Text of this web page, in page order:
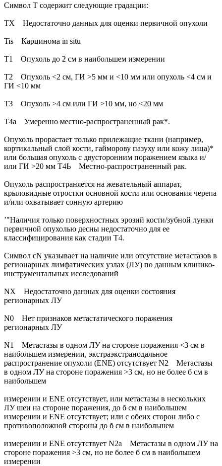
Символ Т содержит следующие градации:
ТХ Недостаточно данных для оценки первичной опухоли
Tis Карцинома in situ
Т1 Опухоль до 2 см в наибольшем измерении
Т2 Опухоль <2 см, ГИ >5 мм и <10 мм или опухоль <4 см и
ГИ <10 мм
ТЗ Опухоль >4 см или ГИ >10 мм, но <20 мм
Т4а Умеренно местно-распространенный рак*.
Опухоль прорастает только прилежащие ткани (например,
кортикальный слой кости, гайморову пазуху или кожу лица)*
или большая опухоль с двусторонним поражением языка и/
или ГИ >20 мм Т4Ь Местно-распространенный рак.
Опухоль распространяется на жевательный аппарат,
крыловидные отростки основной кости или основания черепа
и/или охватывает сонную артерию
’"Наличия только поверхностных эрозий кости/зубной лунки
первичной опухолью десны недостаточно для ее
классифицирования как стадии Т4.
Символ cN указывает на наличие или отсутствие метастазов в
регионарных лимфатических узлах (ЛУ) по данным клинико-
инструментальных исследований
NX Недостаточно данных для оценки состояния
регионарных ЛУ
N0 Нет признаков метастатического поражения
регионарных ЛУ
N1 Метастазы в одном ЛУ на стороне поражения <3 см в
наибольшем измерении, экстраэкстранодальное
распространение опухоли (ENE) отсутствует N2 Метастазы
в одном ЛУ на стороне поражения >3 см, но не более б см в
наибольшем
измерении и ENE отсутствует, или метастазы в нескольких
ЛУ шеи на стороне поражения, до б см в наибольшем
измерении и ENE отсутствует; или с обеих сторон либо с
противоположной стороны до б см в наибольшем
измерении и ENE отсутствует N2a Метастазы в одном ЛУ на
стороне поражения >3 см, но не более б см в наибольшем
измерении